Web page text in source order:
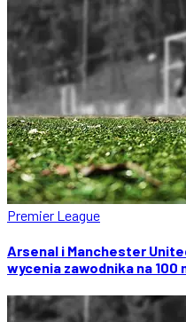
Premier League
Arsenal i Manchester
wycenia zawodnika na 100